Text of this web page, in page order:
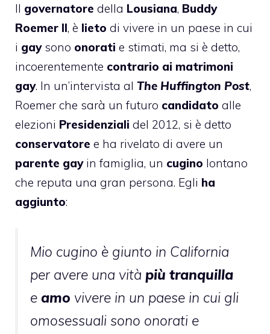
Il governatore della Lousiana, Buddy
Roemer II, è lieto di vivere in un paese in cui
i gaysono onorati e stimati, ma si è detto,
incoerentemente contrario ai matrimoni
gay. In un’intervista al The Huffington Post,
Roemer che sarà un futuro candidato alle
elezioni Presidenziali del 2012, si è detto
conservatore e ha rivelato di avere un
parente gayin famiglia, un cugino lontano
che reputa una gran persona. Egli ha
aggiunto:
Mio cugino è giunto in California
per avere una vità più tranquilla
e amo vivere in un paese in cui gli
omosessuali sono onorati e